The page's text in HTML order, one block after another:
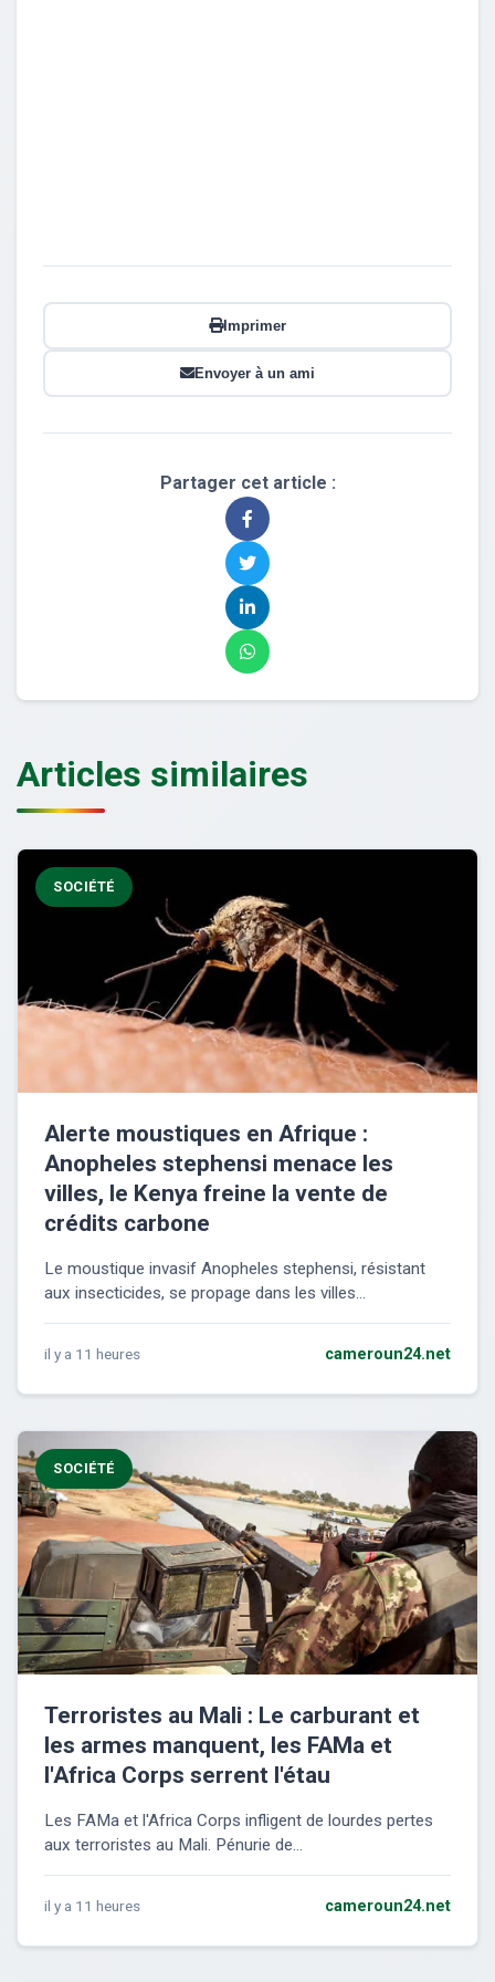
Imprimer
Envoyer à un ami
Partager cet article :
Articles similaires
SOCIÉTÉ
Alerte moustiques en Afrique :
Anopheles stephensi menace les
villes, le Kenya freine la vente de
crédits carbone
Le moustique invasif Anopheles stephensi, résistant
aux insecticides, se propage dans les villes...
il y a 11 heures cameroun24.net
SOCIÉTÉ
Terroristes au Mali : Le carburant et
les armes manquent, les FAMa et
l'Africa Corps serrent l'étau
Les FAMa et l'Africa Corps infligent de lourdes pertes
aux terroristes au Mali. Pénurie de...
il y a 11 heures cameroun24.net